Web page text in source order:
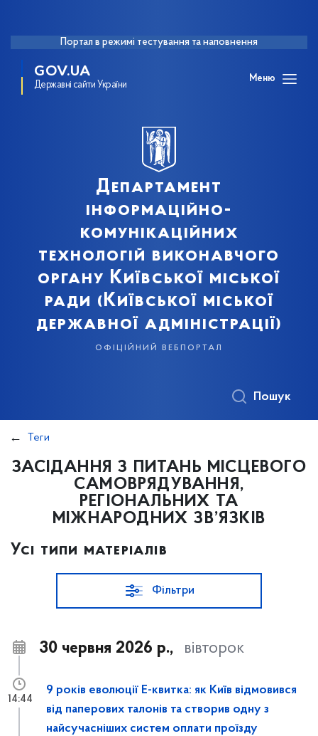
Портал в режимі тестування та наповнення
GOV.UA
Державні сайти України
Меню
Департамент
інформаційно-
комунікаційних
технологій виконавчого
органу Київської міської
ради (Київської міської
державної адміністрації)
офіційний вебпортал
Пошук
Теги
ЗАСІДАННЯ З ПИТАНЬ МІСЦЕВОГО
САМОВРЯДУВАННЯ,
РЕГІОНАЛЬНИХ ТА
МІЖНАРОДНИХ ЗВ’ЯЗКІВ
Усі типи матеріалів
Фільтри
30 червня 2026 р., вівторок
9 років еволюції Е-квитка: як Київ відмовився
від паперових талонів та створив одну з
найсучасніших систем оплати проїзду
14:44